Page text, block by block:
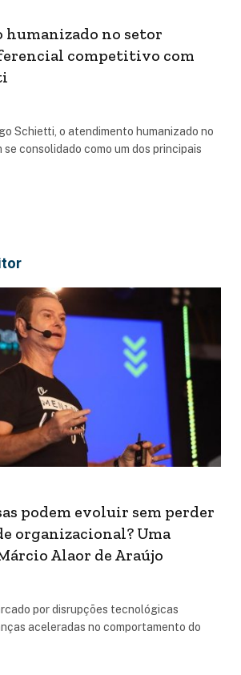
no setor
competitivo com
Schietti, o atendimento humanizado no
consolidado como um dos principais
podem evoluir sem perder
organizacional? Uma
Alaor de Araújo
por disrupções tecnológicas
aceleradas no comportamento do